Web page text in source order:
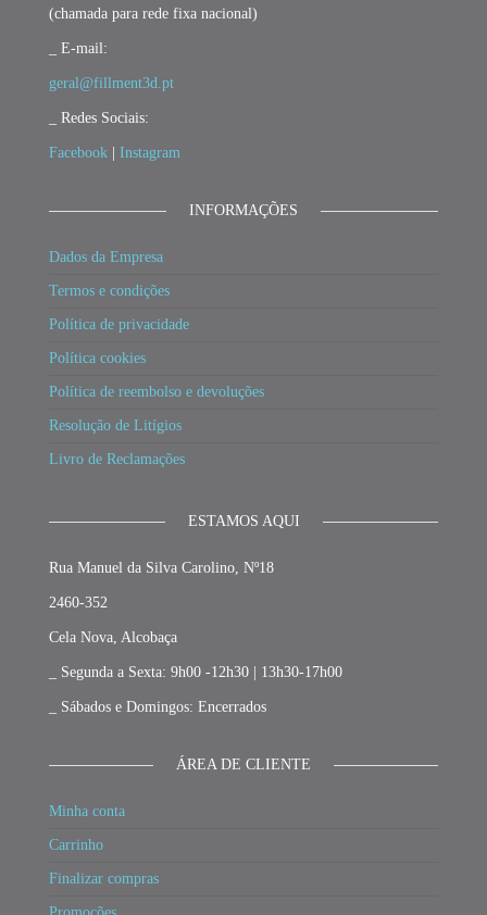
(chamada para rede fixa nacional)
_ E-mail:
geral@fillment3d.pt
_ Redes Sociais:
Facebook Instagram
INFORMAÇÕES
Dados da Empresa
Termos e condições
Política de privacidade
Política cookies
Política de reembolso e devoluções
Resolução de Litígios
Livro de Reclamações
ESTAMOS AQUI
Rua Manuel da Silva Carolino, Nº18
2460-352
Cela Nova, Alcobaça
_ Segunda a Sexta: 9h00 -12h30 | 13h30-17h00
_ Sábados e Domingos: Encerrados
ÁREA DE CLIENTE
Minha conta
Carrinho
Finalizar compras